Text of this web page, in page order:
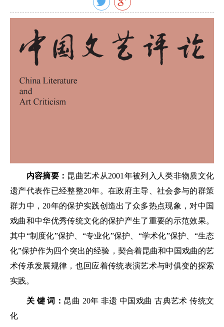
内容摘要： 昆曲艺术从2001年被列入人类非物质文化
遗产代表作已经整整20年。在政府主导、社会参与的群策
群力中，20年的保护实践创造出了众多热点现象，对中国
戏曲和中华优秀传统文化的保护产生了重要的示范效果。
其中“制度化”保护、“专业化”保护、“学术化”保护、“生态
化”保护作为四个突出的经验，契合着昆曲和中国戏曲的艺
术传承发展规律，也回应着传统表演艺术与时俱变的探索
实践。
关 键 词： 昆曲 20年 非遗 中国戏曲 古典艺术 传统文
化